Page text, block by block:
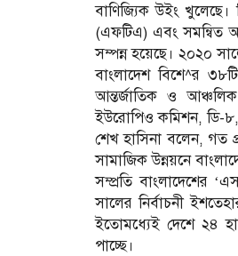
বাণিজ্যিক উইং খুলেছে।
(এফটিএ) এবং সমন্বিত
সম্পন্ন হয়েছে। ২০২০
বাংলাদেশ বিশে^র
আন্তর্জাতিক ও
ইউরোপিও কমিশন, ডি-
শেখ হাসিনা বলেন, গত
সামাজিক উন্নয়নে
সম্প্রতি বাংলাদেশের
সালের নির্বাচনী
ইতোমধ্যেই দেশে ২৪
পাচ্ছে।